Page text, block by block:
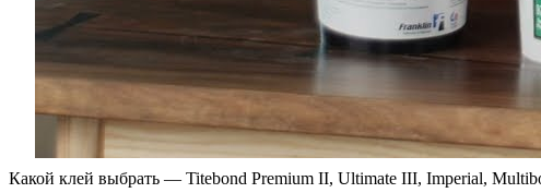
Какой клей выбрать — Titebond Premium II, Ultimate III, Imperial,